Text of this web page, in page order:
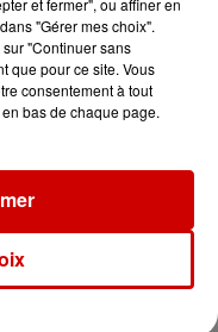
Voir plus
de
féminin
et fermer", ou affiner en
"Gérer mes choix".
"Continuer sans
que pour ce site. Vous
consentement à tout
bas de chaque page.